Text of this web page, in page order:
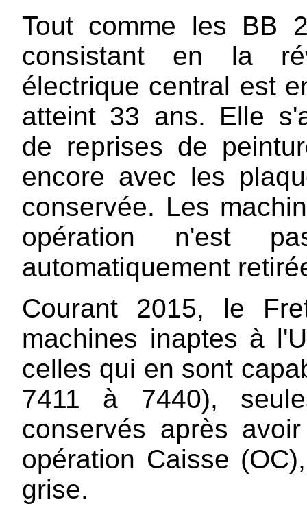
Tout comme les BB
consistant en la
électrique central est
atteint 33 ans. Elle
de reprises de
encore avec les
conservée. Les
opération n'est
automatiquement
Courant 2015, le
machines inaptes à
celles qui en sont
7411 à 7440),
conservés après
opération Caisse
grise.